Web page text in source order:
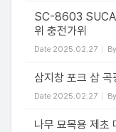
SC-8603 SUCA
위 충전가위
Date 2025.02.27 By
삼지창 포크 삽 곡
Date 2025.02.27 By
나무 묘목용 제초